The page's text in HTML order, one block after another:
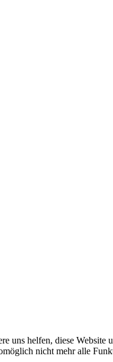
uns helfen, diese
nicht mehr alle